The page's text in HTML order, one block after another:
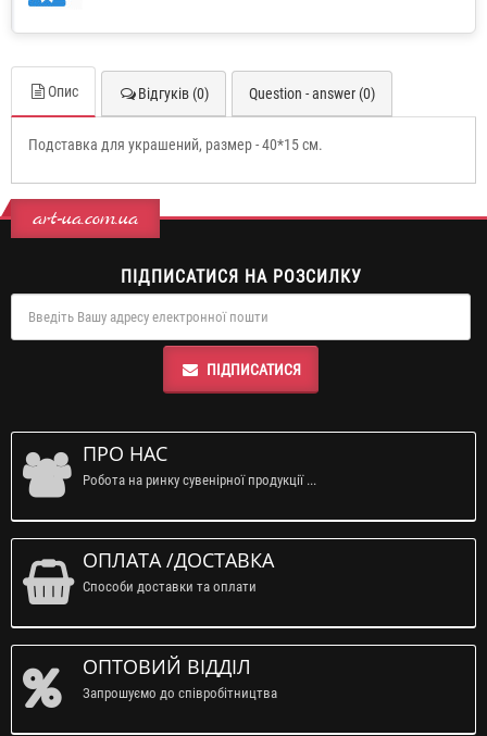
Опис Відгуків (0) Question - answer (0)
Подставка для украшений, размер - 40*15 см.
art-ua.com.ua
ПІДПИСАТИСЯ НА РОЗСИЛКУ
ПІДПИСАТИСЯ
ПРО НАС
Робота на ринку сувенірної продукції ...
ОПЛАТА /ДОСТАВКА
Способи доставки та оплати
ОПТОВИЙ ВІДДІЛ
Запрошуємо до співробітництва